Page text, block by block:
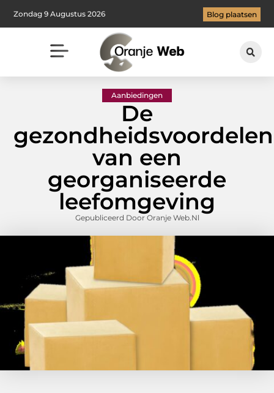
Zondag 9 Augustus 2026 Blog plaatsen
Aanbiedingen
De
gezondheidsvoordelen
van een
georganiseerde
leefomgeving
Gepubliceerd Door Oranje Web.nl